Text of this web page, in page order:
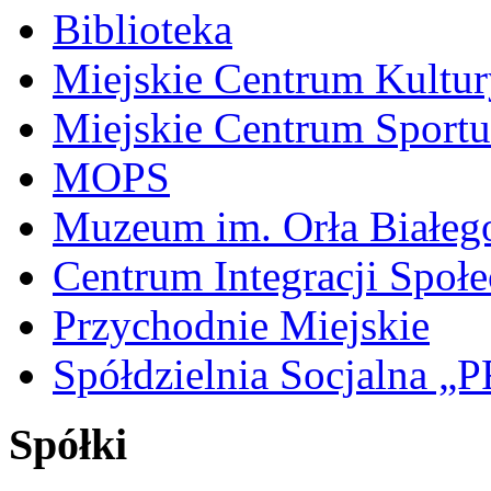
Biblioteka
Miejskie Centrum
Miejskie Centrum
MOPS
Muzeum im. Orła
Centrum Integracji
Przychodnie Miejskie
Spółdzielnia Socjalna
Spółki